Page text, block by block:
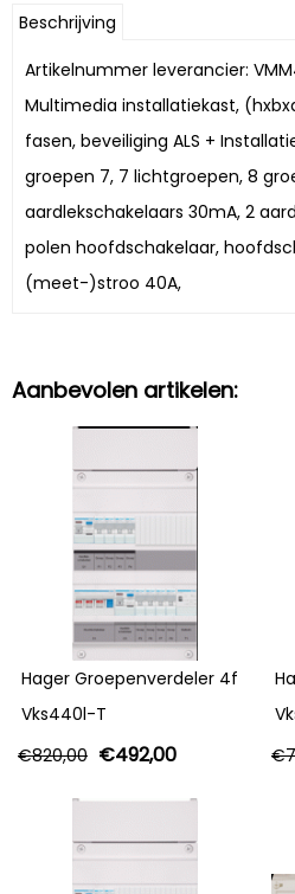
Beschrijving
Artikelnummer leverancier:
Multimedia installatiekast,
fasen, beveiliging ALS +
groepen 7, 7 lichtgroepen, 8
aardlekschakelaars 30mA, 2
polen hoofdschakelaar,
(meet-)stroo 40A,
Aanbevolen artikelen:
Hager Groepenverdeler 4f
Vks440l-T
€820,00 €492,00
€